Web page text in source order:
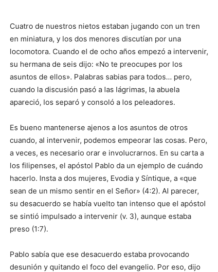
Cuatro de nuestros nietos estaban jugando con un tren
en miniatura, y los dos menores discutían por una
locomotora. Cuando el de ocho años empezó a intervenir,
su hermana de seis dijo: «No te preocupes por los
asuntos de ellos». Palabras sabias para todos… pero,
cuando la discusión pasó a las lágrimas, la abuela
apareció, los separó y consoló a los peleadores.
Es bueno mantenerse ajenos a los asuntos de otros
cuando, al intervenir, podemos empeorar las cosas. Pero,
a veces, es necesario orar e involucrarnos. En su carta a
los filipenses, el apóstol Pablo da un ejemplo de cuándo
hacerlo. Insta a dos mujeres, Evodia y Síntique, a «que
sean de un mismo sentir en el Señor» (4:2). Al parecer,
su desacuerdo se había vuelto tan intenso que el apóstol
se sintió impulsado a intervenir (v. 3), aunque estaba
preso (1:7).
Pablo sabía que ese desacuerdo estaba provocando
desunión y quitando el foco del evangelio. Por eso, dijo